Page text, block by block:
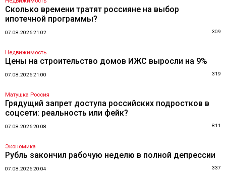
Сколько времени тратят россияне на выбор
ипотечной программы?
07.08.2026 21:02 309
Недвижимость
Цены на строительство домов ИЖС выросли на 9%
07.08.2026 21:00 319
Матушка Россия
Грядущий запрет доступа российских подростков в
соцсети: реальность или фейк?
07.08.2026 20:08 811
Экономика
Рубль закончил рабочую неделю в полной депрессии
07.08.2026 20:04 337